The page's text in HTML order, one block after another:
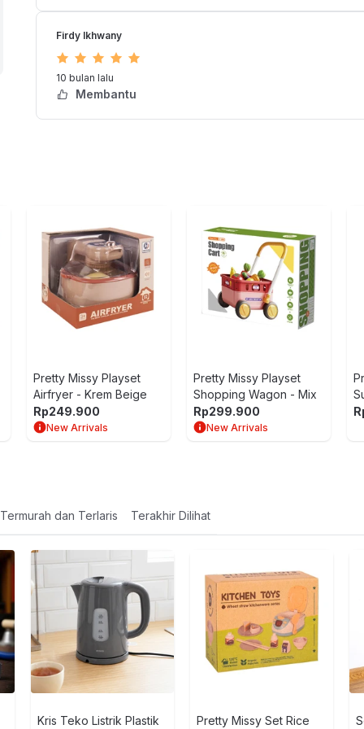
tali tas
Firdy Ikhwany
10 bulan lalu
Membantu
Pretty Missy Playset
Airfryer - Krem Beige
Rp249.900
New Arrivals
Pretty Missy Playset
Shopping Wagon - Mix
Rp299.900
New Arrivals
Termurah dan Terlaris Terakhir Dilihat
Kris Teko Listrik Plastik Pretty Missy Set Rice